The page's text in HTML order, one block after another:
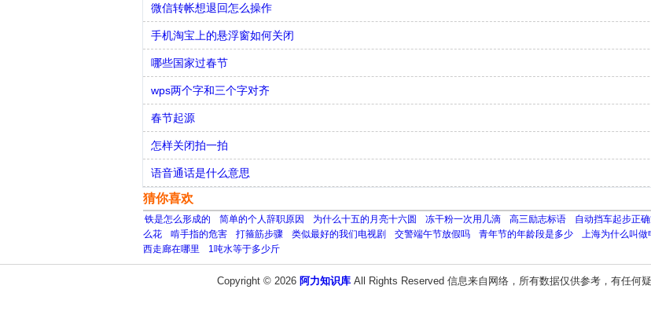
微信转帐想退回怎么操作
手机淘宝上的悬浮窗如何关闭
哪些国家过春节
wps两个字和三个字对齐
春节起源
怎样关闭拍一拍
语音通话是什么意思
猜你喜欢
铁是怎么形成的 简单的个人辞职原因 为什么十五的月亮十六圆 冻干粉一次用几滴 高三励志标语 自动挡车起步正
么花
啃手指的危害 打箍筋步骤 类似最好的我们电视剧 交警端午节放假吗 青年节的年龄段是多少 上海为什么叫做
西走廊在哪里
1吨水等于多少斤
Copyright © 2026 阿力知识库All Rights Reserved 信息来自网络，所有数据仅供参考，有任何